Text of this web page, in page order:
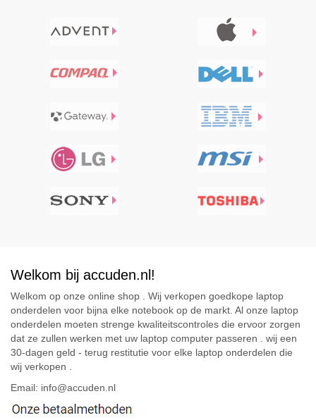
Welkom bij accuden.nl!
Welkom op onze online shop . Wij verkopen goedkope laptop
onderdelen voor bijna elke notebook op de markt. Al onze laptop
onderdelen moeten strenge kwaliteitscontroles die ervoor zorgen
dat ze zullen werken met uw laptop computer passeren . wij een
30-dagen geld - terug restitutie voor elke laptop onderdelen die
wij verkopen .
Email: info@accuden.nl